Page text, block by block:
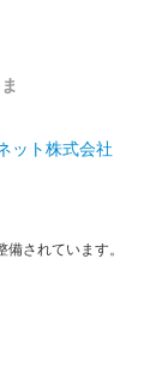
どをデザインさ
されています。